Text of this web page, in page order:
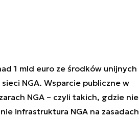
1 mld euro ze środków unijnych
NGA. Wsparcie publiczne w
NGA – czyli takich, gdzie nie
infrastruktura NGA na zasadach